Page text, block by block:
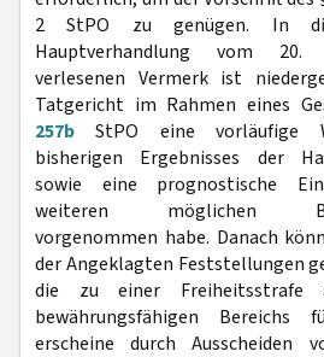
2 StPO zu genügen. In
Hauptverhandlung vom 20.
verlesenen Vermerk ist
Tatgericht im Rahmen eines
257b StPO eine vorläufige
bisherigen Ergebnisses der
sowie eine prognostische
weiteren möglichen
vorgenommen habe. Danach
der Angeklagten Feststellungen
die zu einer Freiheitsstrafe
bewährungsfähigen Bereichs
erscheine durch Ausscheiden